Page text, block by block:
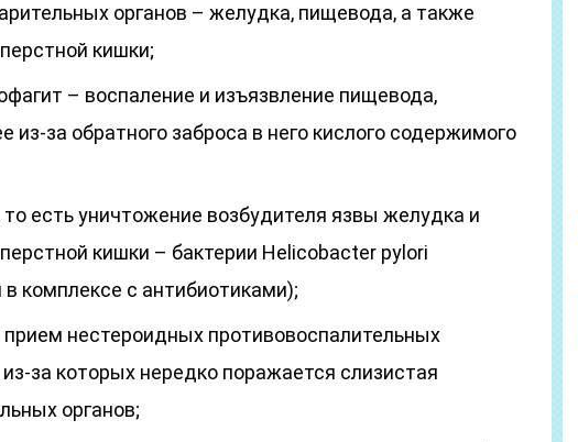
органов – желудка, пищевода, а также
кишки;
– воспаление и изъязвление пищевода,
из-за обратного заброса в него кислого содержимого
то есть уничтожение возбудителя язвы желудка и
кишки – бактерии Helicobacter pylori
в комплексе с антибиотиками);
нестероидных противовоспалительных
за которых нередко поражается слизистая
органов;